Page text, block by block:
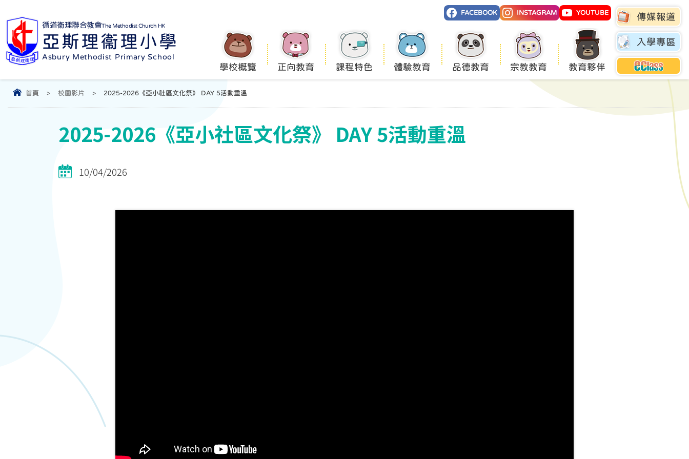
循道衞理聯合教會The Methodist Church HK
亞斯理衞理小學
Asbury Methodist Primary School
傳媒報道
入學專區
FACEBOOK INSTAGRAM YOUTUBE
學校概覽 正向教育 課程特色 體驗教育 品德教育 宗教教育 教育夥伴
首頁 > 校園影片 > 2025-2026《亞小社區文化祭》 DAY 5活動重溫
2025-2026《亞小社區文化祭》 DAY 5活動重溫
10/04/2026